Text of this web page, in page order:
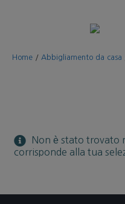
Home / Abbigliamento da casa
Non è stato trovato
corrisponde alla tua